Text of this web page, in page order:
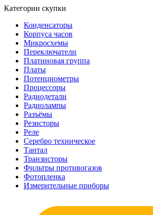
Категории скупки
Конденсаторы
Корпуса часов
Микросхемы
Переключатели
Платиновая группа
Платы
Потенциометры
Процессоры
Радиодетали
Радиолампы
Разъёмы
Резисторы
Реле
Серебро техническое
Тантал
Транзисторы
Фильтры противогазов
Фотопленка
Измерительные приборы